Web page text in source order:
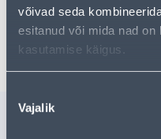
võivad seda
esitanud või mida nad on
kasutamise käigus.
valik
Vajalik
Tarne pole võimalik
Sarnased tooted